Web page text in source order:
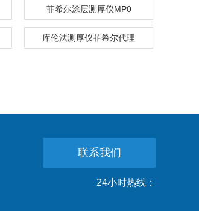
菲希尔涂层测厚仪MP0
库伦法测厚仪菲希尔代理
联系我们
24小时热线：